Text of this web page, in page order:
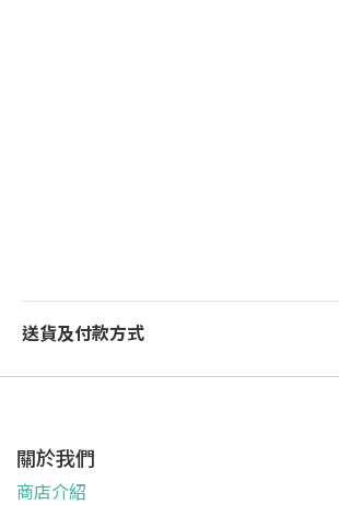
送貨及付款方式
關於我們
商店介紹